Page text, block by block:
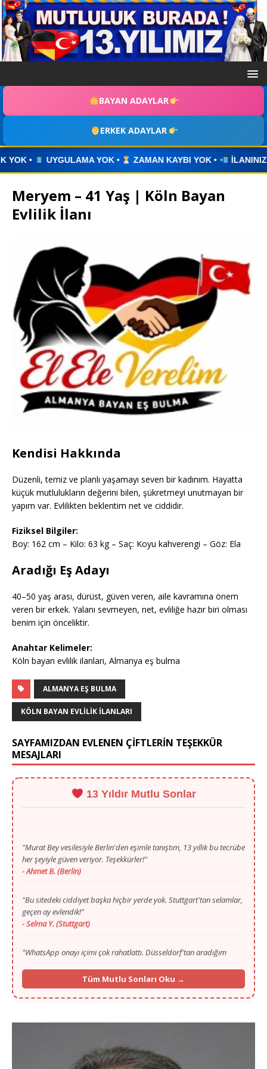
BAYAN ADAYLAR
ERKEK ADAYLAR
KAYBI YOK • İLANINIZI YAYINLAYIN • WHATSAPP
Meryem – 41 Yaş | Köln Bayan
Evlilik İlanı
Kendisi Hakkında
Düzenli, temiz ve planlı yaşamayı seven bir kadınım. Hayatta
küçük mutlulukların değerini bilen, şükretmeyi unutmayan bir
yapım var. Evlilikten beklentim net ve ciddidir.
Fiziksel Bilgiler:
Boy: 162 cm – Kilo: 63 kg – Saç: Koyu kahverengi – Göz: Ela
Aradığı Eş Adayı
40–50 yaş arası, dürüst, güven veren, aile kavramına önem
veren bir erkek. Yalanı sevmeyen, net, evliliğe hazır biri olması
benim için önceliktir.
Anahtar Kelimeler:
Köln bayan evlilik ilanları, Almanya eş bulma
ALMANYA EŞ BULMA
KÖLN BAYAN EVLILIK ILANLARI
SAYFAMIZDAN EVLENEN ÇİFTLERİN TEŞEKKÜR
MESAJLARI
13 Yıldır Mutlu Sonlar
"Bu sitedeki ciddiyet başka hiçbir yerde yok. Stuttgart'tan selamlar,
"WhatsApp onayı içimi çok rahatlattı. Düsseldorf'tan aradığım
"Gurbette yalnızlık zordu ama Murat Bey'in ilgisi ve portalı
sayesinde Köln'den hayat arkadaşımı buldum."
- Fatma K. (Köln)
"İlk başta ilan vermek için çekinmiştim, 13. yılınızı görünce
Tüm Mutlu Sonları Oku →